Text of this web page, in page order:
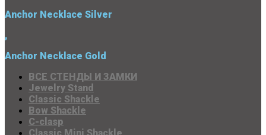
Anchor Necklace Silver
,
Anchor Necklace Gold
ВСЕ СТЕНДЫ И ЗАМКИ
Jewelry Stand
Classic Shackle
Bow Shackle
C-clasp